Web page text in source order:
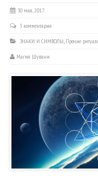
30 мая, 2017
3 комментария
ЗНАКИ И СИМВОЛЫ, Прочие
Магия Шувани